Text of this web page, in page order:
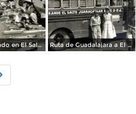
Dia de mercado en El Salto de Juanacatlan Jalisco Ruta de Guadalajara a El Salto de Juanacatlan Jalisco